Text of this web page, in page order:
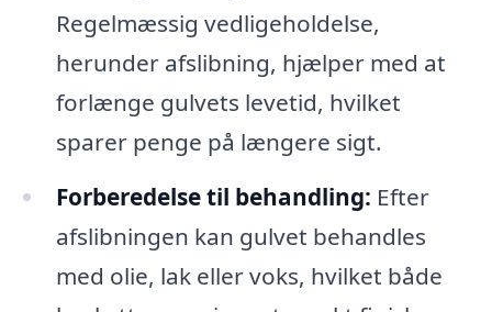
Regelmæssig vedligeholdelse,
herunder afslibning, hjælper med at
forlænge gulvets levetid, hvilket
sparer penge på længere sigt.
Forberedelse til behandling: Efter
afslibningen kan gulvet behandles
med olie, lak eller voks, hvilket både